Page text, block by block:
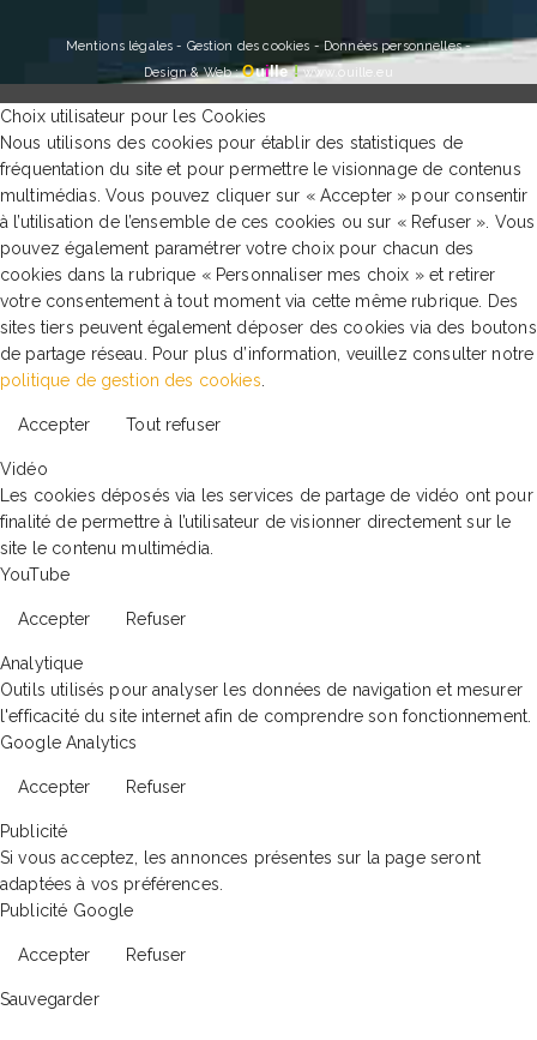
Mentions légales - Gestion des cookies - Données personnelles -
Design & Web:Ouille!www.ouille.eu
Choix utilisateur pour les Cookies
Nous utilisons des cookies pour établir des statistiques de
fréquentation du site et pour permettre le visionnage de contenus
multimédias. Vous pouvez cliquer sur « Accepter » pour consentir
à l’utilisation de l’ensemble de ces cookies ou sur « Refuser ». Vous
pouvez également paramétrer votre choix pour chacun des
cookies dans la rubrique « Personnaliser mes choix » et retirer
votre consentement à tout moment via cette même rubrique. Des
sites tiers peuvent également déposer des cookies via des boutons
de partage réseau. Pour plus d’information, veuillez consulter notre
politique de gestion des cookies
Accepter Tout refuser
Vidéo
Les cookies déposés via les services de partage de vidéo ont pour
finalité de permettre à l’utilisateur de visionner directement sur le
site le contenu multimédia.
YouTube
Accepter Refuser
Analytique
Outils utilisés pour analyser les données de navigation et mesurer
l'efficacité du site internet afin de comprendre son fonctionnement.
Google Analytics
Accepter Refuser
Publicité
Si vous acceptez, les annonces présentes sur la page seront
adaptées à vos préférences.
Publicité Google
Accepter Refuser
Sauvegarder